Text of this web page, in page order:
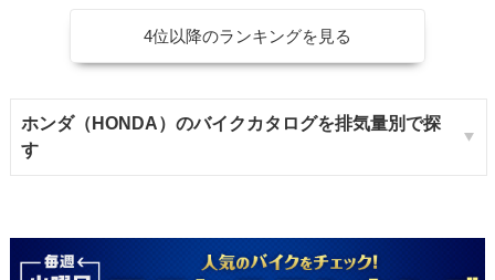
4位以降のランキングを見る
ホンダ（HONDA）のバイクカタログを排気量別で探
す